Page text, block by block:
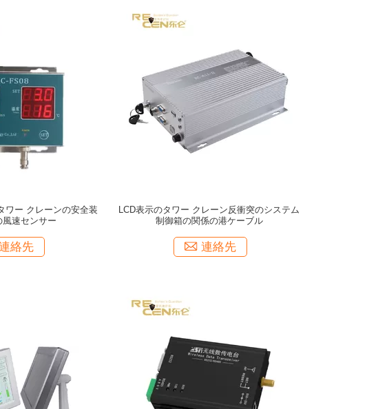
ワー クレーンの安全装
速センサー
絡先
LCD表示のタワー クレーン反衝突のシステム
制御箱の関係の港ケーブル
連絡先